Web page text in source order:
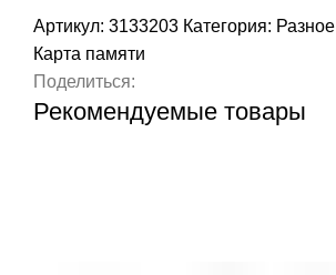
Артикул: 3133203 Категория: Разное
Карта памяти
Поделиться:
Рекомендуемые товары